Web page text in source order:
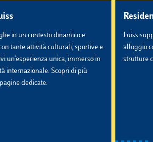
in un contesto dinamico e
tante attività culturali, sportive e
un’esperienza unica, immerso in
internazionale. Scopri di più
dedicate.
Luiss
alloggio
strutture